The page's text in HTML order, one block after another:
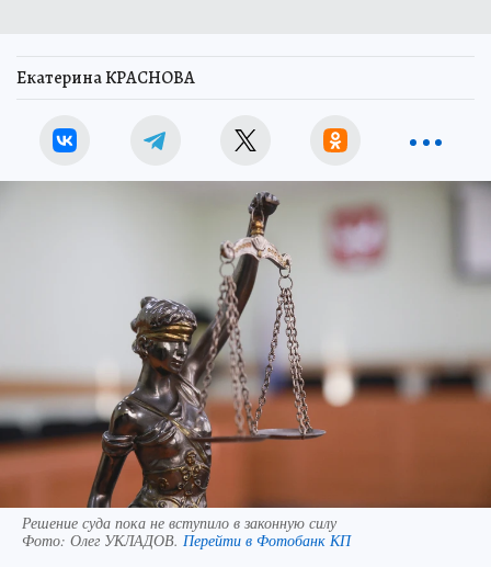
Екатерина КРАСНОВА
Решение суда пока не вступило в законную силу
Фото: Олег УКЛАДОВ. Перейти в Фотобанк КП